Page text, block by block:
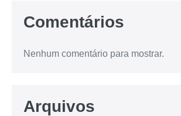
Comentários
Nenhum comentário para mostrar.
Arquivos